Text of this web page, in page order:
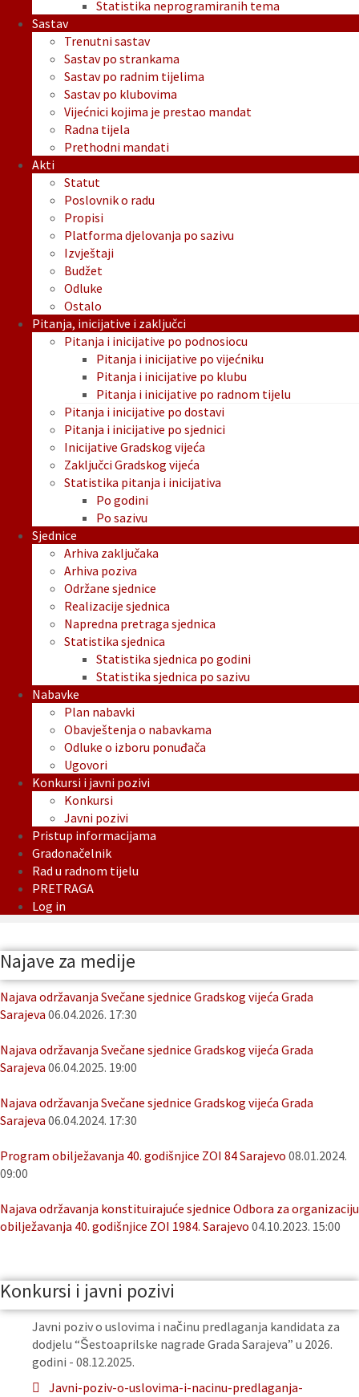
Statistika neprogramiranih tema
Sastav
Trenutni sastav
Sastav po strankama
Sastav po radnim tijelima
Sastav po klubovima
Vijećnici kojima je prestao mandat
Radna tijela
Prethodni mandati
Akti
Statut
Poslovnik o radu
Propisi
Platforma djelovanja po sazivu
Izvještaji
Budžet
Odluke
Ostalo
Pitanja, inicijative i zaključci
Pitanja i inicijative po podnosiocu
Pitanja i inicijative po vijećniku
Pitanja i inicijative po klubu
Pitanja i inicijative po radnom tijelu
Pitanja i inicijative po dostavi
Pitanja i inicijative po sjednici
Inicijative Gradskog vijeća
Zaključci Gradskog vijeća
Statistika pitanja i inicijativa
Po godini
Po sazivu
Sjednice
Arhiva zaključaka
Arhiva poziva
Održane sjednice
Realizacije sjednica
Napredna pretraga sjednica
Statistika sjednica
Statistika sjednica po godini
Statistika sjednica po sazivu
Nabavke
Plan nabavki
Obavještenja o nabavkama
Odluke o izboru ponuđača
Ugovori
Konkursi i javni pozivi
Konkursi
Javni pozivi
Pristup informacijama
Gradonačelnik
Rad u radnom tijelu
PRETRAGA
Log in
Najave za medije
Najava održavanja Svečane sjednice Gradskog vijeća Grada
Sarajeva 06.04.2026. 17:30
Najava održavanja Svečane sjednice Gradskog vijeća Grada
Sarajeva 06.04.2025. 19:00
Najava održavanja Svečane sjednice Gradskog vijeća Grada
Sarajeva 06.04.2024. 17:30
Program obilježavanja 40. godišnjice ZOI 84 Sarajevo 08.01.2024.
09:00
Najava održavanja konstituirajuće sjednice Odbora za organizaciju
obilježavanja 40. godišnjice ZOI 1984. Sarajevo 04.10.2023. 15:00
Konkursi i javni pozivi
Javni poziv o uslovima i načinu predlaganja kandidata za
dodjelu “Šestoaprilske nagrade Grada Sarajeva” u 2026.
godini - 08.12.2025.
Javni-poziv-o-uslovima-i-nacinu-predlaganja-